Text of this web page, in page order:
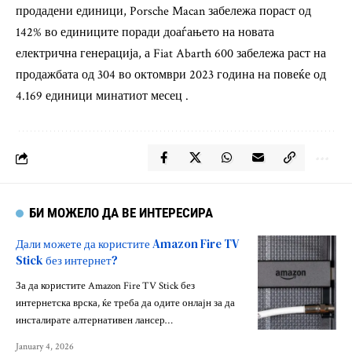
продадени единици, Porsche Macan забележа пораст од
142% во единиците поради доаѓањето на новата
електрична генерација, а Fiat Abarth 600 забележа раст на
продажбата од 304 во октомври 2023 година на повеќе од
4.169 единици минатиот месец .
БИ МОЖЕЛО ДА ВЕ ИНТЕРЕСИРА
Дали можете да користите Amazon Fire TV
Stick без интернет?
За да користите Amazon Fire TV Stick без
интернетска врска, ќе треба да одите онлајн за да
инсталирате алтернативен лансер…
January 4, 2026